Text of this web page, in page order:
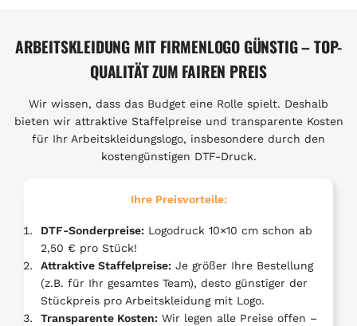
ARBEITSKLEIDUNG MIT FIRMENLOGO GÜNSTIG – TOP-
QUALITÄT ZUM FAIREN PREIS
Wir wissen, dass das Budget eine Rolle spielt. Deshalb
bieten wir attraktive Staffelpreise und transparente Kosten
für Ihr Arbeitskleidungslogo, insbesondere durch den
kostengünstigen DTF-Druck.
Ihre Preisvorteile:
DTF-Sonderpreise: Logodruck 10×10 cm schon ab
2,50 € pro Stück!
Attraktive Staffelpreise: Je größer Ihre Bestellung
(z.B. für Ihr gesamtes Team), desto günstiger der
Stückpreis pro Arbeitskleidung mit Logo.
Transparente Kosten: Wir legen alle Preise offen –